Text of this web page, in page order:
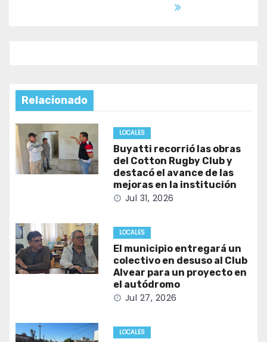
Relacionado
LOCALES
Buyatti recorrió las obras
del Cotton Rugby Club y
destacó el avance de las
mejoras en la institución
Jul 31, 2026
LOCALES
El municipio entregará un
colectivo en desuso al Club
Alvear para un proyecto en
el autódromo
Jul 27, 2026
LOCALES